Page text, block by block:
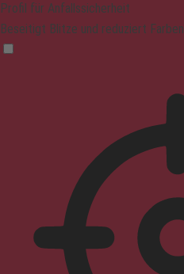
Profil für Anfallssicherheit
Beseitigt Blitze und reduziert Farben